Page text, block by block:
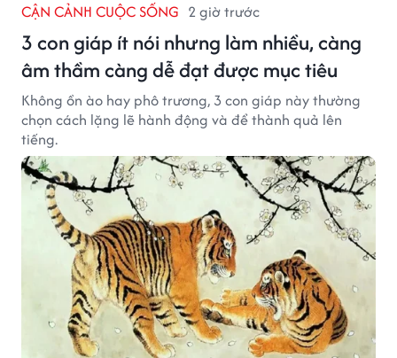
CẬN CẢNH CUỘC SỐNG 2 giờ trước
3 con giáp ít nói nhưng làm nhiều, càng
âm thầm càng dễ đạt được mục tiêu
Không ồn ào hay phô trương, 3 con giáp này thường
chọn cách lặng lẽ hành động và để thành quả lên
tiếng.